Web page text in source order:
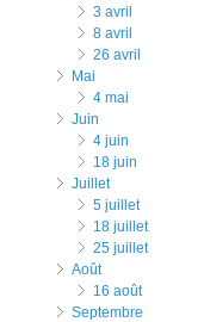
3 avril
8 avril
26 avril
mai
4 mai
juin
4 juin
18 juin
juillet
5 juillet
18 juillet
25 juillet
août
16 août
septembre